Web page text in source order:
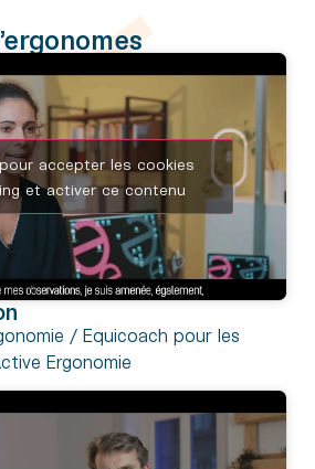
accepter les cookies
et activer ce contenu
/ Equicoach pour les
Ergonomie